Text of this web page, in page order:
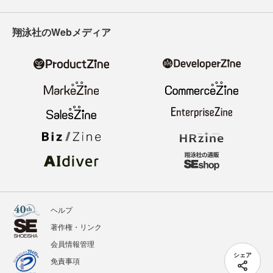
シェア
翔泳社のWebメディア
ヘルプ
著作権・リンク
会員情報管理
免責事項